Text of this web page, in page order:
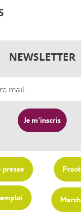
NEWSLETTER
presse